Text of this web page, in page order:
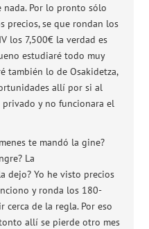
Por lo pronto sólo
precios, se que rondan los
los 7,500€ la verdad es
estudiaré todo muy
también lo de Osakidetza,
allí por si al
y no funcionara el
te mandó la gine?
La
dejo? Yo he visto precios
y ronda los 180-
de la regla. Por eso
allí se pierde otro mes